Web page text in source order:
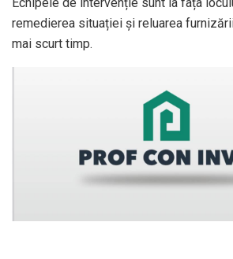
remedierea situației și reluarea
mai scurt timp.